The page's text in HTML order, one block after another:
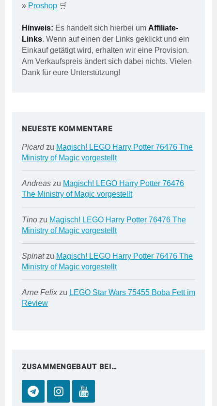
» Proshop 🛒
Hinweis: Es handelt sich hierbei um Affiliate-
Links. Wenn auf einen der Links geklickt und ein
Einkauf getätigt wird, erhalten wir eine Provision.
Am Verkaufspreis ändert sich dabei nichts. Vielen
Dank für eure Unterstützung!
NEUESTE KOMMENTARE
Picardzu Magisch! LEGO Harry Potter 76476 The
Ministry of Magic vorgestellt
Andreas zu Magisch! LEGO Harry Potter 76476
The Ministry of Magic vorgestellt
Tino zu Magisch! LEGO Harry Potter 76476 The
Ministry of Magic vorgestellt
Spinatzu Magisch! LEGO Harry Potter 76476 The
Ministry of Magic vorgestellt
Arne Felix zu LEGO Star Wars 75455 Boba Fett im
Review
ZUSAMMENGEBAUT BEI…